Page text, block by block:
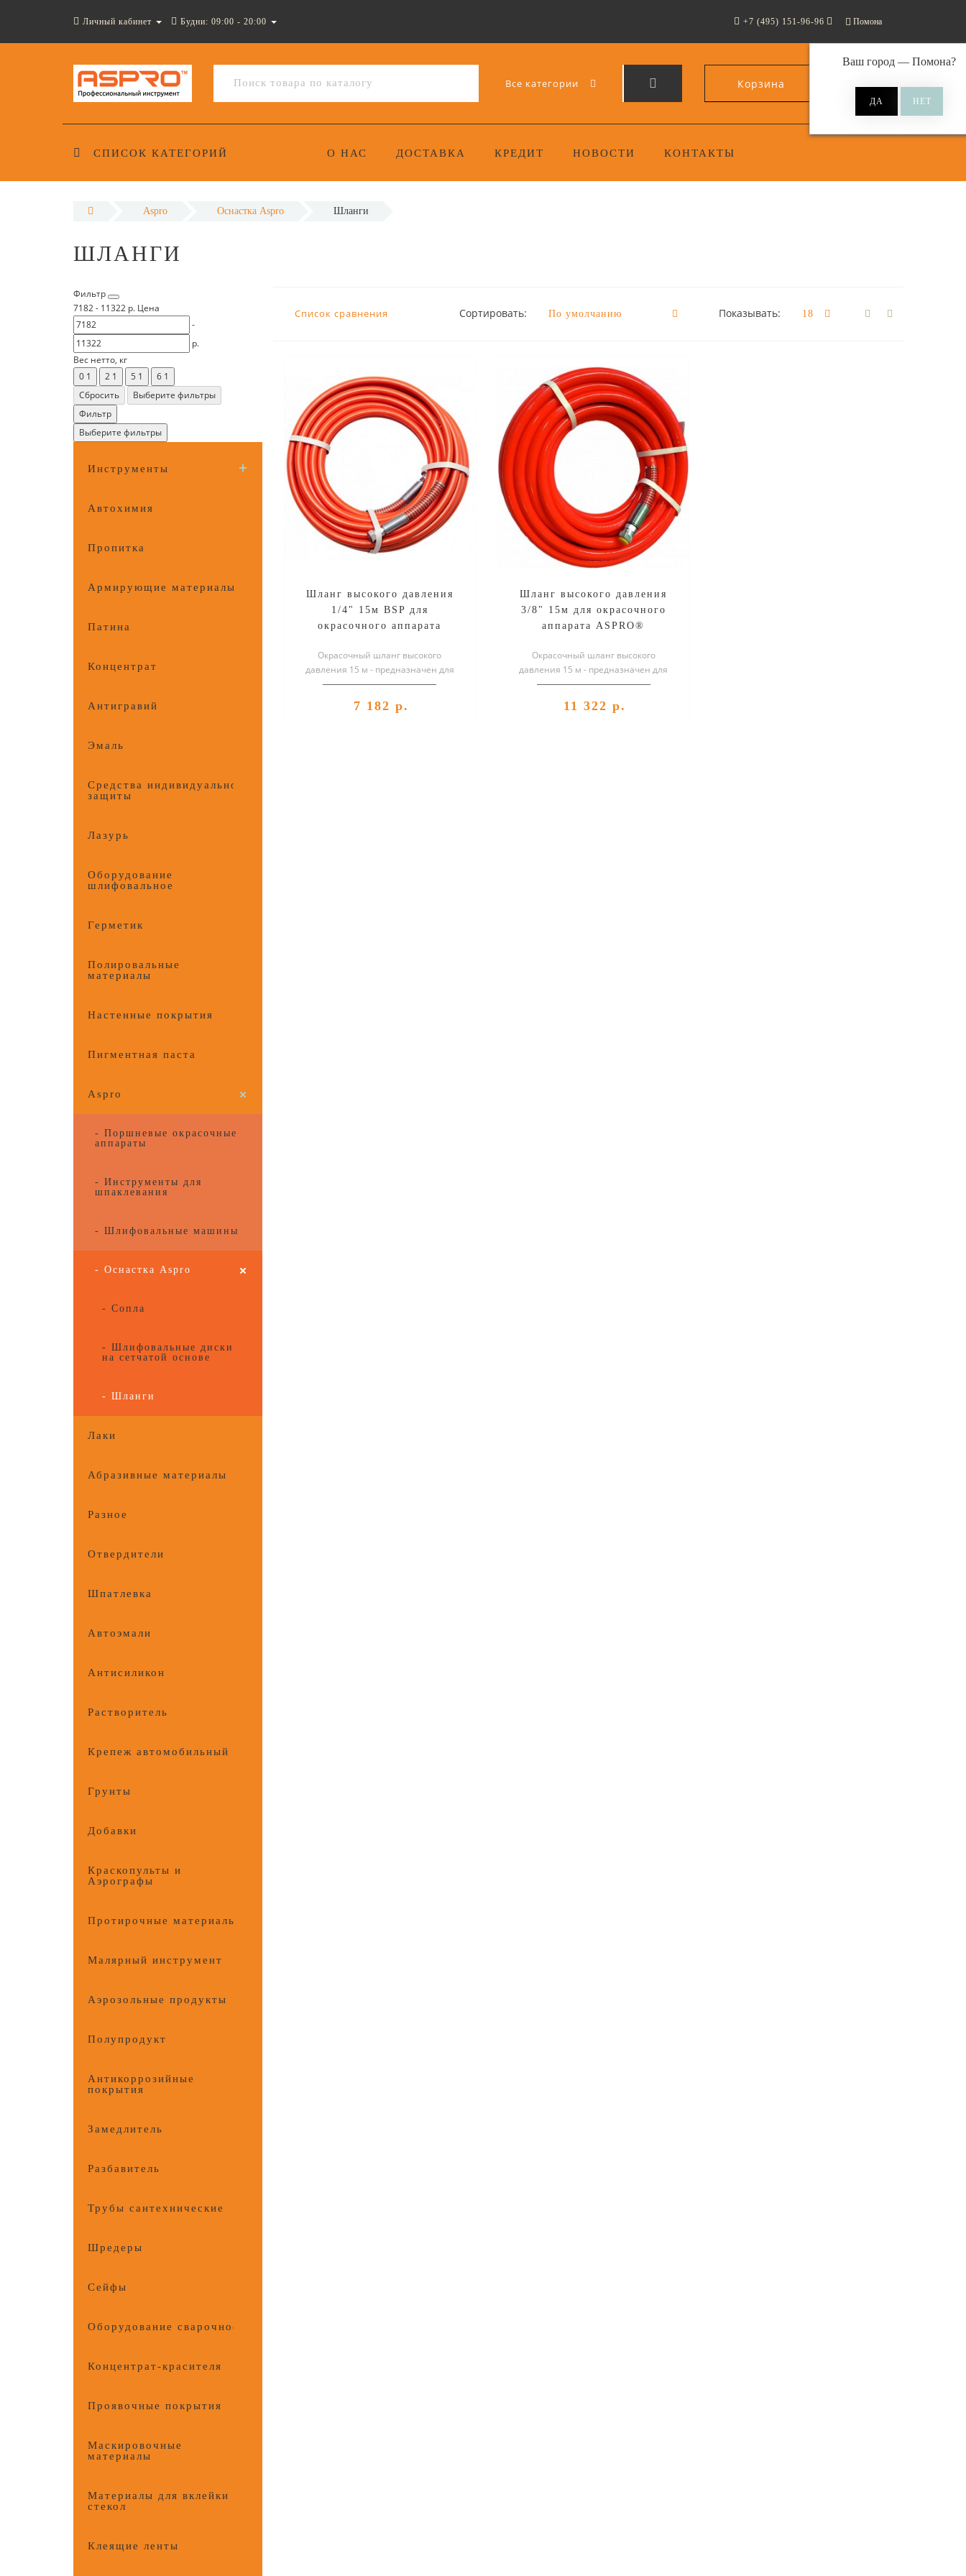
Личный кабинет Будни: 09:00 - 20:00 Помона
Ваш город — Помона?
+7 (495) 151-96-96
Все категории Корзина 0
СПИСОК КАТЕГОРИЙ О НАС ДОСТАВКА КРЕДИТ НОВОСТИ КОНТАКТЫ
Aspro Оснастка Aspro Шланги
ШЛАНГИ
Фильтр
7182- 11322 р. Цена
-
р.
Вес нетто, кг
0 1 2 1 5 1 6 1
Сбросить
Выберите фильтры
Фильтр
Выберите фильтры
Инструменты
Автохимия
Пропитка
Армирующие материалы
Патина
Концентрат
Антигравий
Эмаль
Средства индивидуальной
защиты
Лазурь
Оборудование
шлифовальное
Герметик
Полировальные
материалы
Настенные покрытия
Пигментная паста
Aspro
- Поршневые окрасочные
аппараты
- Инструменты для
шпаклевания
- Шлифовальные машины
- Оснастка Aspro
- Сопла
- Шлифовальные диски
на сетчатой основе
- Шланги
Лаки
Абразивные материалы
Разное
Отвердители
Шпатлевка
Автоэмали
Антисиликон
Растворитель
Крепеж автомобильный
Грунты
Добавки
Краскопульты и
Аэрографы
Протирочные материалы
Малярный инструмент
Аэрозольные продукты
Полупродукт
Антикоррозийные
покрытия
Замедлитель
Разбавитель
Трубы сантехнические
Шредеры
Сейфы
Оборудование сварочное
Концентрат-красителя
Проявочные покрытия
Маскировочные
материалы
Материалы для вклейки
стекол
Клеящие ленты
Список сравнения Сортировать: Показывать:
Шланг высокого давления
1/4" 15м BSP для
окрасочного аппарата
Окрасочный шланг высокого
давления 15 м - предназначен для
окрасочного оборудования
7 182 р.
Шланг высокого давления
3/8" 15м для окрасочного
аппарата ASPRO®
Окрасочный шланг высокого
давления 15 м - предназначен для
окрасочного оборудования
11 322 р.